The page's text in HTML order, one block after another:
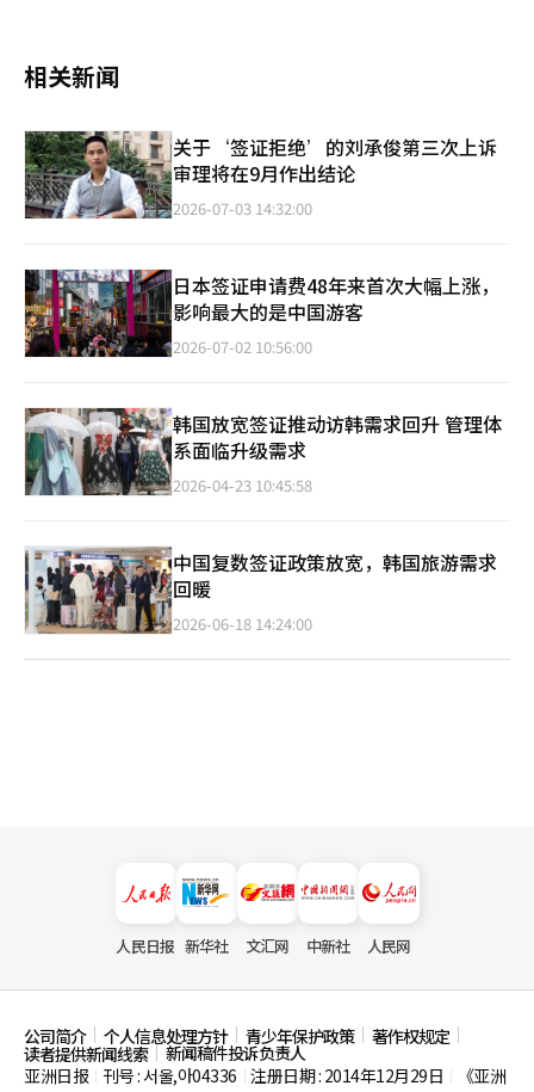
相关新闻
关于‘签证拒绝’的刘承俊第三次上诉
审理将在9月作出结论
2026-07-03 14:32:00
日本签证申请费48年来首次大幅上涨，
影响最大的是中国游客
2026-07-02 10:56:00
韩国放宽签证推动访韩需求回升 管理体
系面临升级需求
2026-04-23 10:45:58
中国复数签证政策放宽，韩国旅游需求
回暖
2026-06-18 14:24:00
人民日报 新华社 文汇网 中新社 人民网
公司简介 个人信息处理方针 青少年保护政策 著作权规定
读者提供新闻线索
新闻稿件投诉负责人
亚洲日报
刊号 : 서울,아04336 注册日期 : 2014年12月29日
《亚洲